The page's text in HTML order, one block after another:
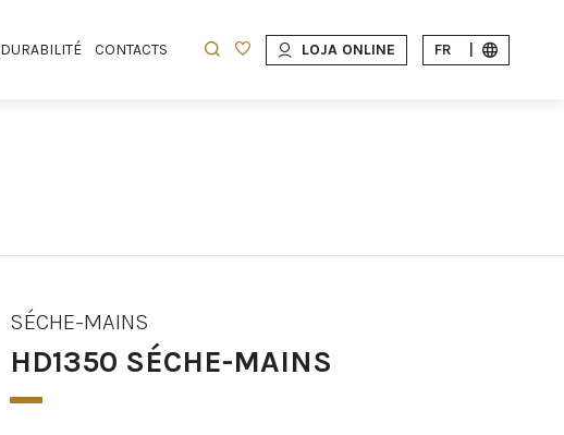
DURABILITÉ CONTACTS LOJA ONLINE FR
SÉCHE-MAINS
HD1350 SÉCHE-MAINS